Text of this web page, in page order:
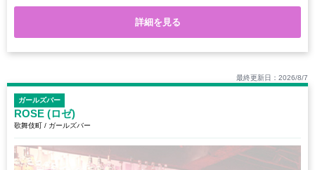
詳細を見る
最終更新日：2026/8/7
ガールズバー
ROSE (ロゼ)
歌舞伎町 / ガールズバー